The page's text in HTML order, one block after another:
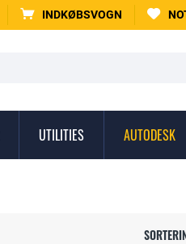
INDKØBSVOGN
UTILITIES AUTODESK